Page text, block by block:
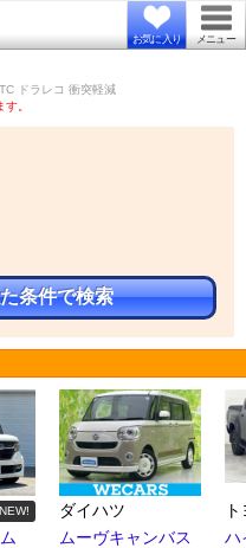
お気に入り メニュー
ドラレコ 衝突軽減
。
条件で検索
NEW!
ダイハツ
ムーヴキャンバス
ハ